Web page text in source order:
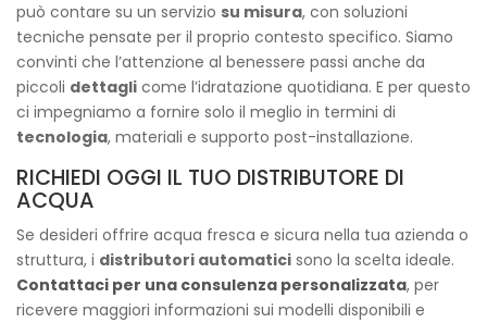
può contare su un servizio su misura, con soluzioni
tecniche pensate per il proprio contesto specifico. Siamo
convinti che l’attenzione al benessere passi anche da
piccoli dettagli come l’idratazione quotidiana. E per questo
ci impegniamo a fornire solo il meglio in termini di
tecnologia, materiali e supporto post-installazione.
RICHIEDI OGGI IL TUO DISTRIBUTORE DI
ACQUA
Se desideri offrire acqua fresca e sicura nella tua azienda o
struttura, i distributori automatici sono la scelta ideale.
Contattaci per una consulenza personalizzata, per
ricevere maggiori informazioni sui modelli disponibili e